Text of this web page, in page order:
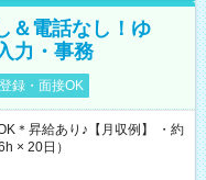
＆電話なし！ゆ
力・事務
録・面接OK
＊昇給あり♪【月収例】 ・約
× 20日）